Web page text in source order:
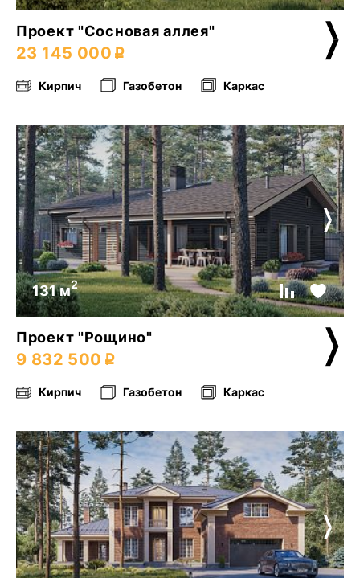
Проект "Сосновая аллея"
23 145 000
Кирпич Газобетон Каркас
131 м2
Проект "Рощино"
9 832 500
Кирпич Газобетон Каркас